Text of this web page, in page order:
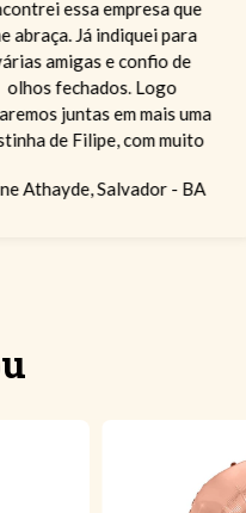
essa empresa que
abraça. Já indiquei para
amigas e confio de
olhos fechados. Logo
juntas em mais uma
de Filipe, com muito
pelas caixas!
Athayde, Salvador - BA